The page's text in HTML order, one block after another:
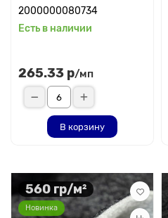
2000000080734
Есть в наличии
265.33 р/мп
В корзину
560 гр/м²
Новинка